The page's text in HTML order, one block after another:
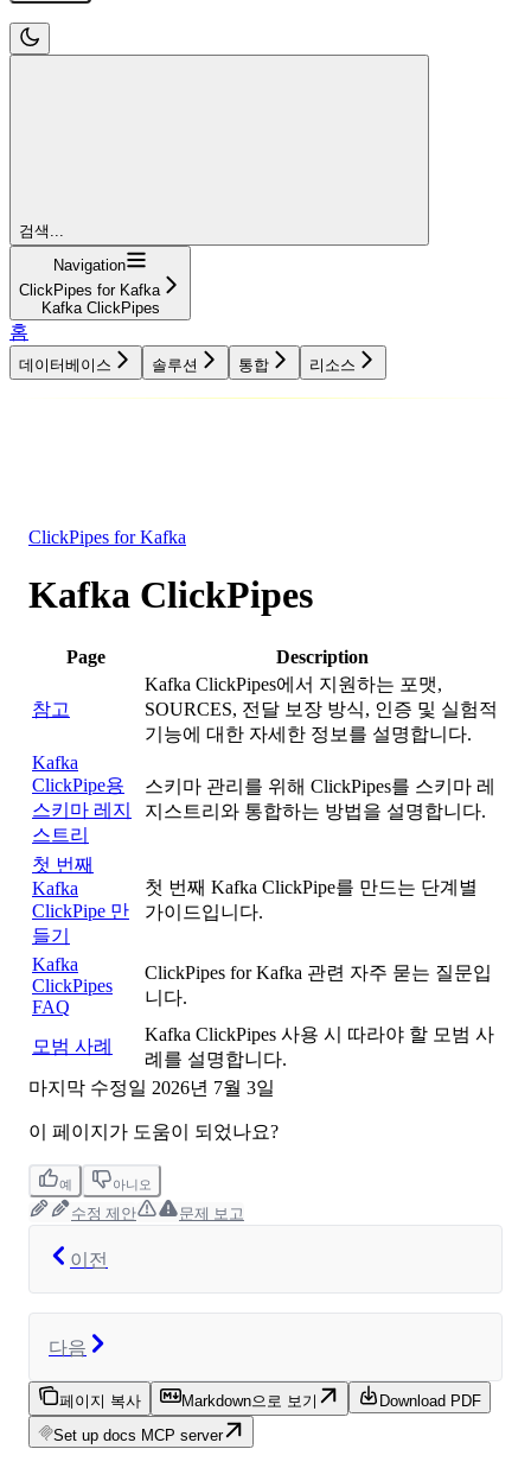
검색...
Navigation
ClickPipes for Kafka
Kafka ClickPipes
홈
데이터베이스 솔루션 통합 리소스
ClickPipes for Kafka
Kafka ClickPipes
Page Description
참고
Kafka ClickPipes에서 지원하는 포맷,
SOURCES, 전달 보장 방식, 인증 및 실험적
기능에 대한 자세한 정보를 설명합니다.
Kafka
ClickPipe용
스키마 레지
스트리
스키마 관리를 위해 ClickPipes를 스키마 레
지스트리와 통합하는 방법을 설명합니다.
첫 번째
Kafka
ClickPipe 만
들기
첫 번째 Kafka ClickPipe를 만드는 단계별
가이드입니다.
Kafka
ClickPipes
FAQ
ClickPipes for Kafka 관련 자주 묻는 질문입
니다.
모범 사례
Kafka ClickPipes 사용 시 따라야 할 모범 사
례를 설명합니다.
마지막 수정일 2026년 7월 3일
이 페이지가 도움이 되었나요?
예 아니오
수정 제안 문제 보고
이전
다음
페이지 복사 Markdown으로 보기
Download PDF
Set up docs MCP server